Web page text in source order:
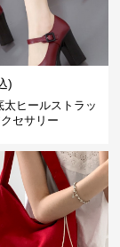
)
ヒールストラッ
セサリー